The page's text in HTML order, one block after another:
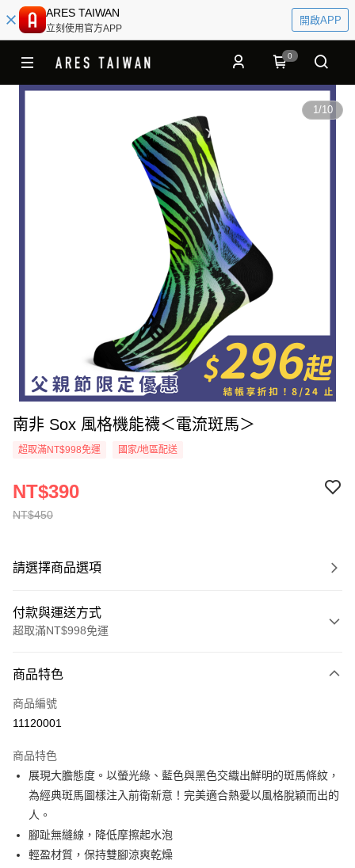
ARES TAIWAN
立刻使用官方APP
開啟APP
0
1/10
南非 Sox 風格機能襪＜電流斑馬＞
超取滿NT$998免運 國家/地區配送
NT$450
NT$390
請選擇商品選項
付款與運送方式
超取滿NT$998免運
信用卡一次付款
超商取貨付款
Apple Pay
街口支付
悠遊付
Google Pay
商品特色
商品編號
11120001
商品特色
展現大膽態度。以螢光綠、藍色與黑色交織出鮮明的斑馬條紋，
為經典斑馬圖樣注入前衛新意！完美適合熱愛以風格脫穎而出的
人。
腳趾無縫線，降低摩擦起水泡
輕盈材質，保持雙腳涼爽乾燥